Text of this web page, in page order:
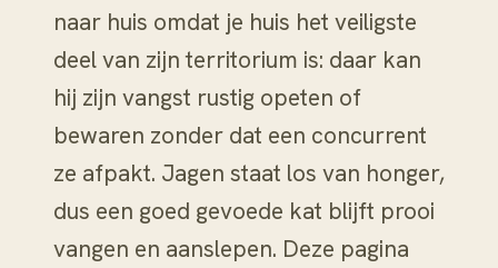
naar huis omdat je huis het veiligste
deel van zijn territorium is: daar kan
hij zijn vangst rustig opeten of
bewaren zonder dat een concurrent
ze afpakt. Jagen staat los van honger,
dus een goed gevoede kat blijft prooi
vangen en aanslepen. Deze pagina